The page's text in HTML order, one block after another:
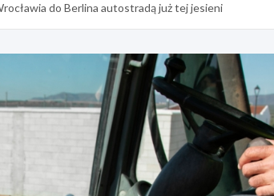
do Berlina autostradą już tej jesieni